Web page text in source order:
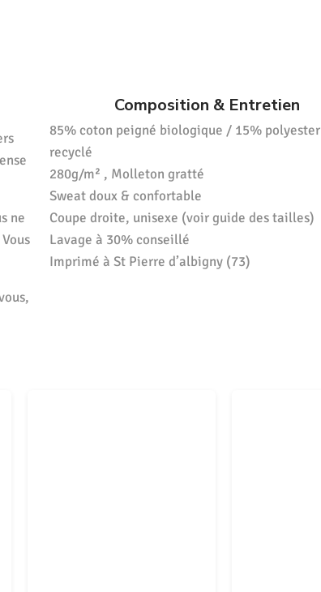
ne
Composition & Entretien
85% coton peigné biologique / 15% polyester
recyclé
280g/m² , Molleton gratté
Sweat doux & confortable
Coupe droite, unisexe (voir guide des tailles)
Lavage à 30% conseillé
Imprimé à St Pierre d’albigny (73)